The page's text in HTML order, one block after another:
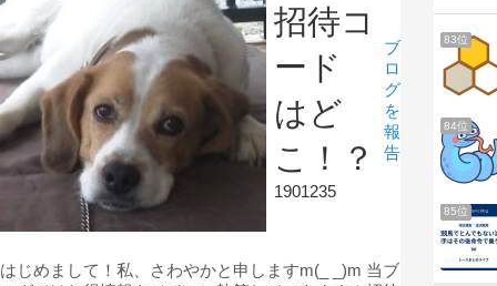
招待コ
ード
はど
こ！？
1901235
ブ
ロ
グ
を
報
告
はじめまして！私、さわやかと申しますm(_ _)m 当ブ
83位
84位
85位